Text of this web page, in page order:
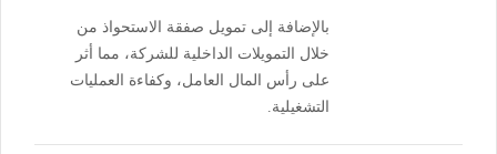
بالإضافة إلى تمويل صفقة الاستحواذ من
خلال التمويلات الداخلية للشركة، مما أثر
على رأس المال العامل، وكفاءة العمليات
التشغيلية.